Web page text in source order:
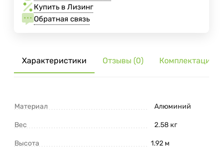
Купить в Лизинг
Обратная связь
Характеристики Отзывы (0) Комплектация
Материал Алюминий
Вес 2.58 кг
Высота 1.92 м